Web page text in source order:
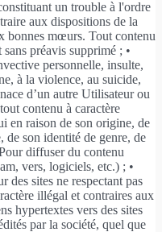
un trouble à l'ordre
aux dispositions de la
bonnes mœurs. Tout contenu
préavis supprimé ; •
personnelle, insulte,
à la violence, au suicide,
d’un autre Utilisateur ou
contenu à caractère
en raison de son origine, de
de son identité de genre, de
diffuser du contenu
vers, logiciels, etc.) ; •
des sites ne respectant pas
illégal et contraires aux
hypertextes vers des sites
par la société, quel que